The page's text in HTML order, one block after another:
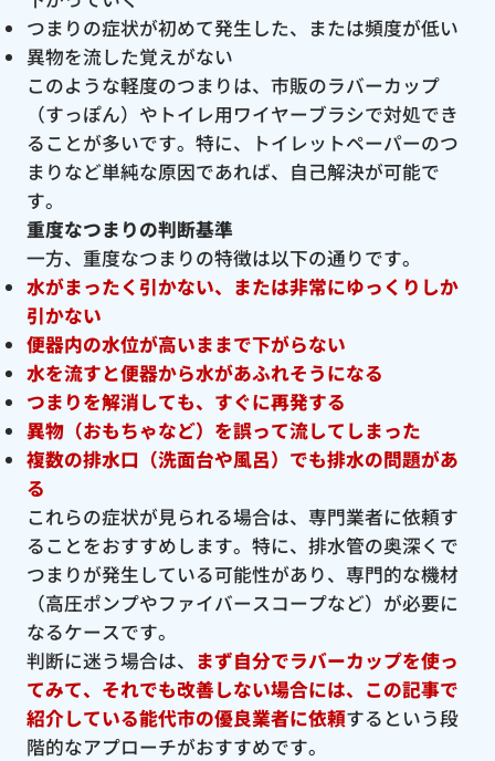
つまりの症状が初めて発生した、または頻度が低い
異物を流した覚えがない
このような軽度のつまりは、市販のラバーカップ
（すっぽん）やトイレ用ワイヤーブラシで対処でき
ることが多いです。特に、トイレットペーパーのつ
まりなど単純な原因であれば、自己解決が可能で
す。
重度なつまりの判断基準
一方、重度なつまりの特徴は以下の通りです。
水がまったく引かない、または非常にゆっくりしか
引かない
便器内の水位が高いままで下がらない
水を流すと便器から水があふれそうになる
つまりを解消しても、すぐに再発する
異物（おもちゃなど）を誤って流してしまった
複数の排水口（洗面台や風呂）でも排水の問題があ
る
これらの症状が見られる場合は、専門業者に依頼す
ることをおすすめします。特に、排水管の奥深くで
つまりが発生している可能性があり、専門的な機材
（高圧ポンプやファイバースコープなど）が必要に
なるケースです。
判断に迷う場合は、 まず自分でラバーカップを使っ
てみて、それでも改善しない場合には、この記事で
紹介している能代市の優良業者に依頼するという段
階的なアプローチがおすすめです。